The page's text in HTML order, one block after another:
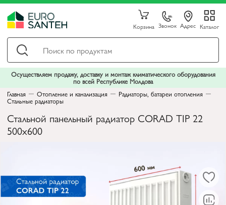
Корзина Звонок Адрес Каталог
Осуществляем продажу, доставку и монтаж климатического оборудования
по всей Республике Молдова
Главная
Отопление и канализация Радиаторы, батареи отопления
Стальные радиаторы
Стальной панельный радиатор CORAD TIP 22
500x600